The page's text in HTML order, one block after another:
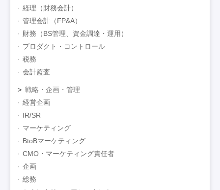
経理（財務会計）
管理会計（FP&A）
財務（BS管理、資金調達・運用）
プロダクト・コントロール
税務
会計監査
戦略・企画・管理
経営企画
IR/SR
マーケティング
BtoBマーケティング
CMO・マーケティング責任者
企画
総務